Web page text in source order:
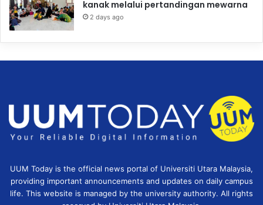
kanak melalui pertandingan mewarna
2 days ago
UUM Today is the official news portal of Universiti Utara Malaysia,
providing important announcements and updates on daily campus
life. This website is managed by the university authority. All rights